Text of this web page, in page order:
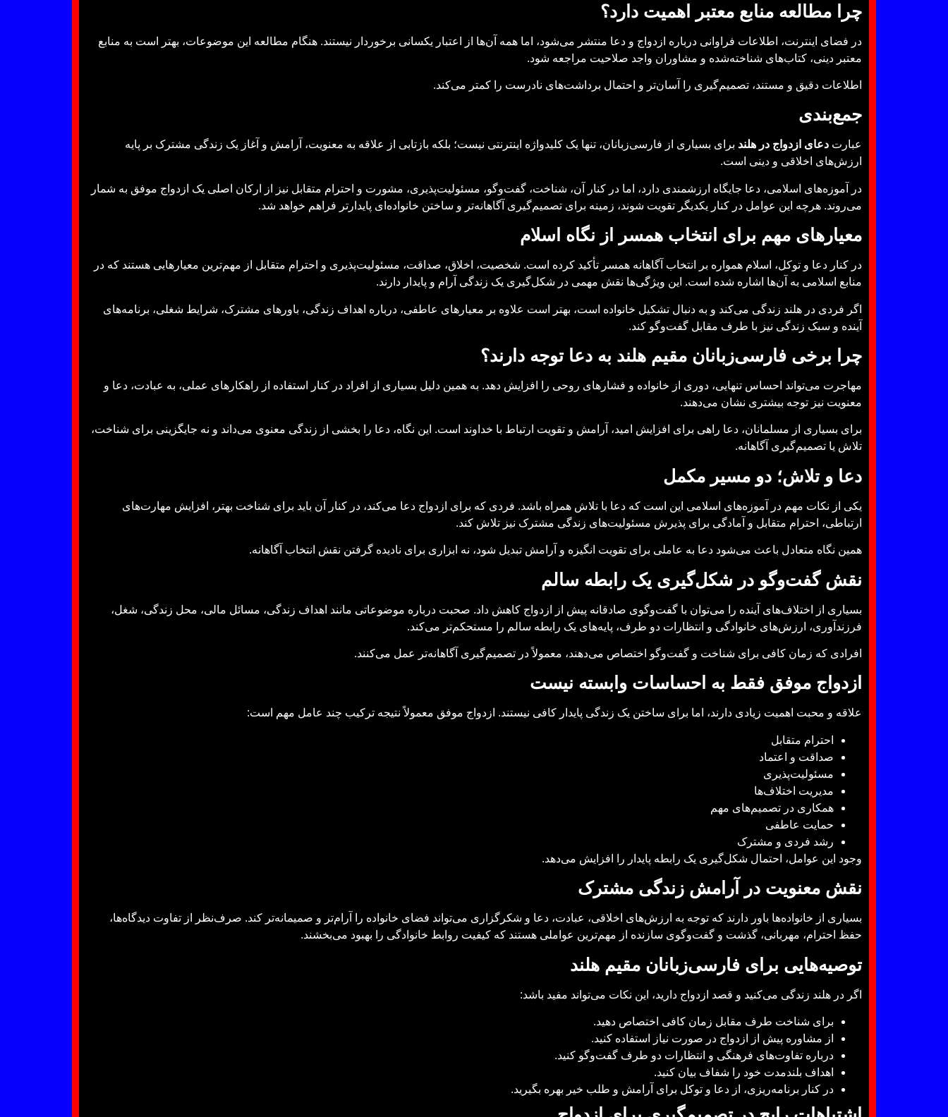
چرا مطالعه منابع معتبر اهمیت دارد؟
در فضای اینترنت، اطلاعات فراوانی درباره ازدواج و دعا منتشر می‌شود، اما همه آن‌ها از اعتبار یکسانی برخوردار نیستند. هنگام مطالعه این موضوعات، بهتر است به منابع
معتبر دینی، کتاب‌های شناخته‌شده و مشاوران واجد صلاحیت مراجعه شود.
اطلاعات دقیق و مستند، تصمیم‌گیری را آسان‌تر و احتمال برداشت‌های نادرست را کمتر می‌کند.
جمع‌بندی
عبارت دعای ازدواج در هلند برای بسیاری از فارسی‌زبانان، تنها یک کلیدواژه اینترنتی نیست؛ بلکه بازتابی از علاقه به معنویت، آرامش و آغاز یک زندگی مشترک بر پایه
ارزش‌های اخلاقی و دینی است.
در آموزه‌های اسلامی، دعا جایگاه ارزشمندی دارد، اما در کنار آن، شناخت، گفت‌وگو، مسئولیت‌پذیری، مشورت و احترام متقابل نیز از ارکان اصلی یک ازدواج موفق به شمار
می‌روند. هرچه این عوامل در کنار یکدیگر تقویت شوند، زمینه برای تصمیم‌گیری آگاهانه‌تر و ساختن خانواده‌ای پایدارتر فراهم خواهد شد.
معیارهای مهم برای انتخاب همسر از نگاه اسلام
در کنار دعا و توکل، اسلام همواره بر انتخاب آگاهانه همسر تأکید کرده است. شخصیت، اخلاق، صداقت، مسئولیت‌پذیری و احترام متقابل از مهم‌ترین معیارهایی هستند که در
منابع اسلامی به آن‌ها اشاره شده است. این ویژگی‌ها نقش مهمی در شکل‌گیری یک زندگی آرام و پایدار دارند.
اگر فردی در هلند زندگی می‌کند و به دنبال تشکیل خانواده است، بهتر است علاوه بر معیارهای عاطفی، درباره اهداف زندگی، باورهای مشترک، شرایط شغلی، برنامه‌های
آینده و سبک زندگی نیز با طرف مقابل گفت‌وگو کند.
چرا برخی فارسی‌زبانان مقیم هلند به دعا توجه دارند؟
مهاجرت می‌تواند احساس تنهایی، دوری از خانواده و فشارهای روحی را افزایش دهد. به همین دلیل بسیاری از افراد در کنار استفاده از راهکارهای عملی، به عبادت، دعا و
معنویت نیز توجه بیشتری نشان می‌دهند.
برای بسیاری از مسلمانان، دعا راهی برای افزایش امید، آرامش و تقویت ارتباط با خداوند است. این نگاه، دعا را بخشی از زندگی معنوی می‌داند و نه جایگزینی برای شناخت،
تلاش یا تصمیم‌گیری آگاهانه.
دعا و تلاش؛ دو مسیر مکمل
یکی از نکات مهم در آموزه‌های اسلامی این است که دعا با تلاش همراه باشد. فردی که برای ازدواج دعا می‌کند، در کنار آن باید برای شناخت بهتر، افزایش مهارت‌های
ارتباطی، احترام متقابل و آمادگی برای پذیرش مسئولیت‌های زندگی مشترک نیز تلاش کند.
همین نگاه متعادل باعث می‌شود دعا به عاملی برای تقویت انگیزه و آرامش تبدیل شود، نه ابزاری برای نادیده گرفتن نقش انتخاب آگاهانه.
نقش گفت‌وگو در شکل‌گیری یک رابطه سالم
بسیاری از اختلاف‌های آینده را می‌توان با گفت‌وگوی صادقانه پیش از ازدواج کاهش داد. صحبت درباره موضوعاتی مانند اهداف زندگی، مسائل مالی، محل زندگی، شغل،
فرزندآوری، ارزش‌های خانوادگی و انتظارات دو طرف، پایه‌های یک رابطه سالم را مستحکم‌تر می‌کند.
افرادی که زمان کافی برای شناخت و گفت‌وگو اختصاص می‌دهند، معمولاً در تصمیم‌گیری آگاهانه‌تر عمل می‌کنند.
ازدواج موفق فقط به احساسات وابسته نیست
علاقه و محبت اهمیت زیادی دارند، اما برای ساختن یک زندگی پایدار کافی نیستند. ازدواج موفق معمولاً نتیجه ترکیب چند عامل مهم است:
احترام متقابل
صداقت و اعتماد
مسئولیت‌پذیری
مدیریت اختلاف‌ها
همکاری در تصمیم‌های مهم
حمایت عاطفی
رشد فردی و مشترک
وجود این عوامل، احتمال شکل‌گیری یک رابطه پایدار را افزایش می‌دهد.
نقش معنویت در آرامش زندگی مشترک
بسیاری از خانواده‌ها باور دارند که توجه به ارزش‌های اخلاقی، عبادت، دعا و شکرگزاری می‌تواند فضای خانواده را آرام‌تر و صمیمانه‌تر کند. صرف‌نظر از تفاوت دیدگاه‌ها،
حفظ احترام، مهربانی، گذشت و گفت‌وگوی سازنده از مهم‌ترین عواملی هستند که کیفیت روابط خانوادگی را بهبود می‌بخشند.
توصیه‌هایی برای فارسی‌زبانان مقیم هلند
اگر در هلند زندگی می‌کنید و قصد ازدواج دارید، این نکات می‌تواند مفید باشد:
برای شناخت طرف مقابل زمان کافی اختصاص دهید.
از مشاوره پیش از ازدواج در صورت نیاز استفاده کنید.
درباره تفاوت‌های فرهنگی و انتظارات دو طرف گفت‌وگو کنید.
اهداف بلندمدت خود را شفاف بیان کنید.
در کنار برنامه‌ریزی، از دعا و توکل برای آرامش و طلب خیر بهره بگیرید.